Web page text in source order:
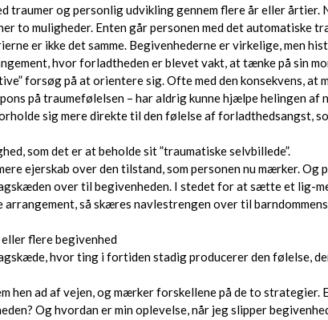
traumer og personlig udvikling gennem flere år eller
to muligheder. Enten går personen med det automatiske
er ikke det samme. Begivenhederne er virkelige, men
hvor forladtheden er blevet vakt, at tænke på sin
forsøg på at orientere sig. Ofte med den konsekvens, at
på traumefølelsen – har aldrig kunne hjælpe helingen af
sig mere direkte til den følelse af forladthedsangst,
som det er at beholde sit ”traumatiske selvbillede”.
ejerskab over den tilstand, som personen nu mærker. Og
over til begivenheden. I stedet for at sætte et lig-
så skæres navlestrengen over til
eller flere begivenhed
hvor ting i fortiden stadig producerer den følelse,
hen ad af vejen, og mærker forskellene på de to strategier.
Og hvordan er min oplevelse, når jeg slipper